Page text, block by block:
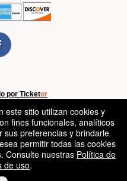
por Ticketor
y taquilla de Ticketor
para recintos, teatros y
Reservados.
de uso
este sitio utilizan cookies y
fines funcionales, analíticos
sus preferencias y brindarle
permitir todas las cookies
Consulte nuestras Política de
de uso.